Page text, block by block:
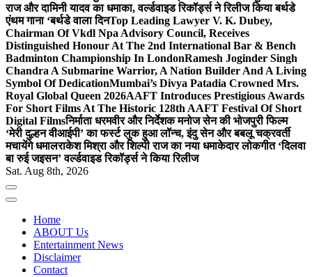
राज और दामिनी यादव का धमाका, वर्ल्डवाइड रिकॉर्ड्स ने रिलीज किया बर्थडे
एंथम गाना ‘बर्थडे वाला दिनTop Leading Lawyer V. K. Dubey,
Chairman Of Vkdl Npa Advisory Council, Receives
Distinguished Honour At The 2nd International Bar & Bench
Badminton Championship In LondonRamesh Joginder Singh
Chandra A Submarine Warrior, A Nation Builder And A Living
Symbol Of DedicationMumbai’s Divya Patadia Crowned Mrs.
Royal Global Queen 2026AAFT Introduces Prestigious Awards
For Short Films At The Historic 128th AAFT Festival Of Short
Digital Filmsनिर्माता धरमवीर और निर्देशक मनोज सेन की भोजपुरी फिल्म
‘मेरी दुल्हन वीआईपी’ का फर्स्ट लुक हुआ लॉन्च, इंदु सेन और बबलू चक्रवर्ती
मचायेंगे धमालराकेश मिश्रा और शिल्पी राज का नया धमाकेदार लोकगीत ‘दिलवा
बा रुई जइसन’ वर्ल्डवाइड रिकॉर्ड्स ने किया रिलीज
Sat. Aug 8th, 2026
Home
ABOUT Us
Entertainment News
Disclaimer
Contact